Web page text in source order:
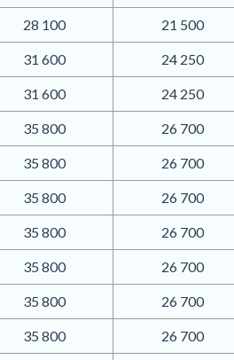
28 100 21 500
31 600 24 250
31 600 24 250
35 800 26 700
35 800 26 700
35 800 26 700
35 800 26 700
35 800 26 700
35 800 26 700
35 800 26 700